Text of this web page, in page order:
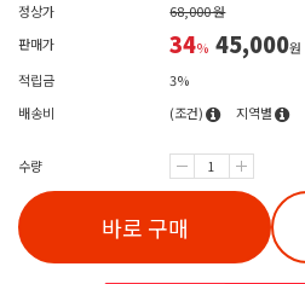
정상가
68,000 원
판매가
34% 45,000원
적립금
3%
배송비
(조건) 지역별
수량
바로 구매